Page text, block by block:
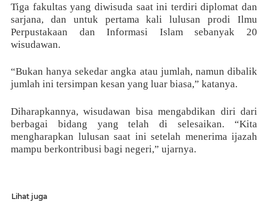
Tiga fakultas yang diwisuda saat ini terdiri diplomat dan
sarjana, dan untuk pertama kali lulusan prodi Ilmu
Perpustakaan dan Informasi Islam sebanyak 20
wisudawan.
“Bukan hanya sekedar angka atau jumlah, namun dibalik
jumlah ini tersimpan kesan yang luar biasa,” katanya.
Diharapkannya, wisudawan bisa mengabdikan diri dari
berbagai bidang yang telah di selesaikan. “Kita
mengharapkan lulusan saat ini setelah menerima ijazah
mampu berkontribusi bagi negeri,” ujarnya.
Lihat juga